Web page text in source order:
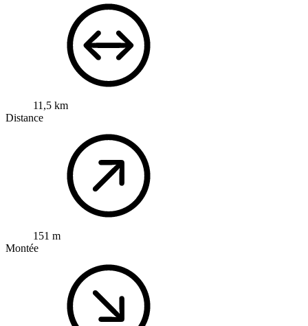
11,5 km
Distance
151 m
Montée